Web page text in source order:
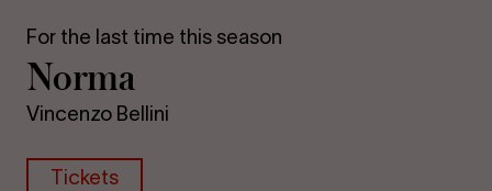
For the last time this season
Norma
Vincenzo Bellini
Tickets